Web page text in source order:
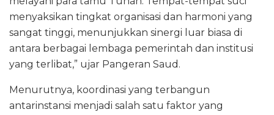
menyaksikan tingkat organisasi dan harmoni yang
sangat tinggi, menunjukkan sinergi luar biasa di
antara berbagai lembaga pemerintah dan institusi
yang terlibat,” ujar Pangeran Saud.
Menurutnya, koordinasi yang terbangun
antarinstansi menjadi salah satu faktor yang